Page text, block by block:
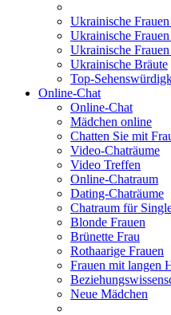
Ukrainische
Ukrainische
Ukrainische
Ukrainische Bräute
Top-
Online-Chat
Online-Chat
Mädchen online
Chatten Sie mit
Video-Chaträume
Video Treffen
Online-Chatraum
Dating-Chaträume
Chatraum für
Blonde Frauen
Brünette Frau
Rothaarige Frauen
Frauen mit langen
Neue Mädchen